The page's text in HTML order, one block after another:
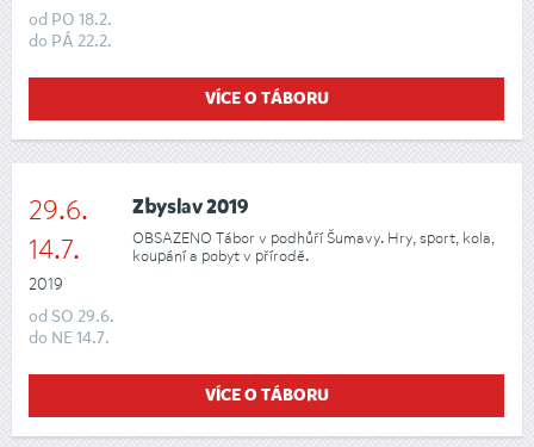
od PO 18.2.
do PÁ 22.2.
VÍCE O TÁBORU
29.6.
14.7.
2019
od SO 29.6.
do NE14.7.
Zbyslav 2019
OBSAZENO Tábor v podhůří Šumavy. Hry, sport, kola,
koupání a pobyt v přírodě.
VÍCE O TÁBORU